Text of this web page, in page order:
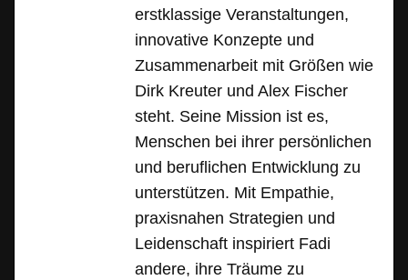
erstklassige Veranstaltungen,
innovative Konzepte und
Zusammenarbeit mit Größen wie
Dirk Kreuter und Alex Fischer
steht. Seine Mission ist es,
Menschen bei ihrer persönlichen
und beruflichen Entwicklung zu
unterstützen. Mit Empathie,
praxisnahen Strategien und
Leidenschaft inspiriert Fadi
andere, ihre Träume zu